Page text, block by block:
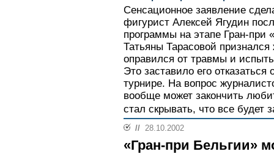
Сенсационное заявление
фигурист Алексей Ягудин
программы на этапе Гран-при
Татьяны Тарасовой
оправился от травмы и
Это заставило его
турнире. На вопрос
вообще может закончить
стал скрывать, что все будет
// 28.10.2002
«Гран-при Бельгии»